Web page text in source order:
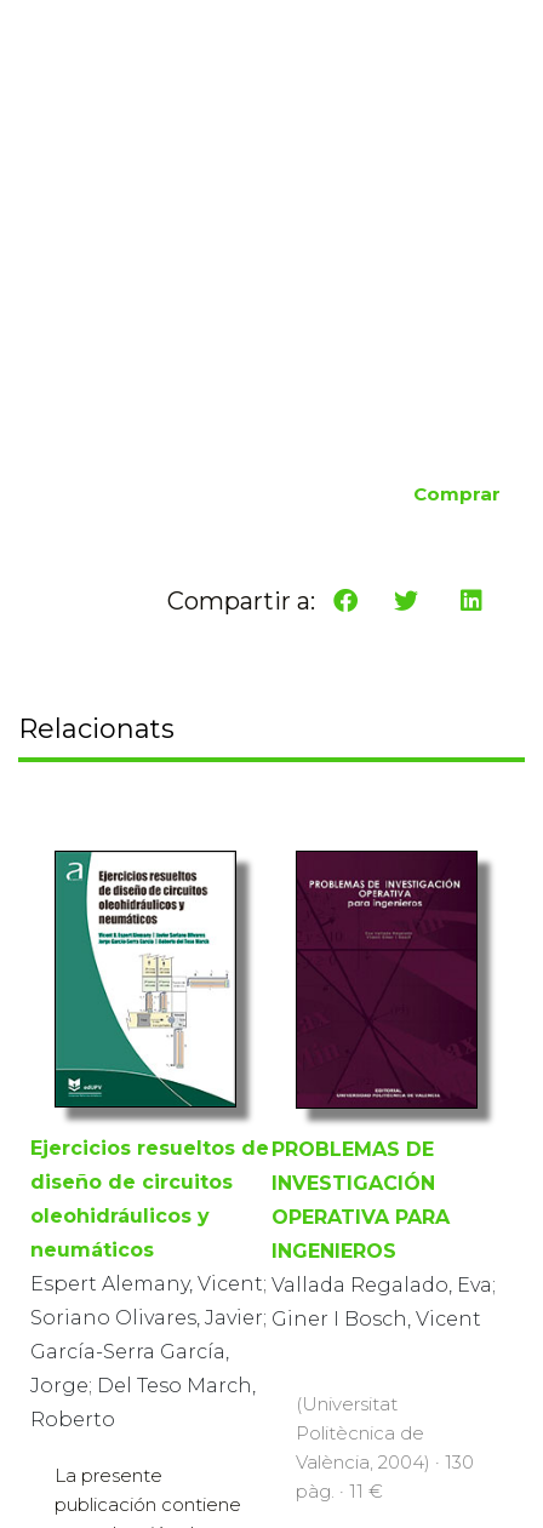
Comprar
Compartir a:
Relacionats
Ejercicios resueltos de
diseño de circuitos
oleohidráulicos y
neumáticos
Espert Alemany, Vicent;
Soriano Olivares, Javier;
García-Serra García,
Jorge; Del Teso March,
Roberto
La presente
publicación contiene
PROBLEMAS DE
INVESTIGACIÓN
OPERATIVA PARA
INGENIEROS
Vallada Regalado, Eva;
Giner I Bosch, Vicent
(Universitat
Politècnica de
València, 2004) · 130
pàg. · 11 €